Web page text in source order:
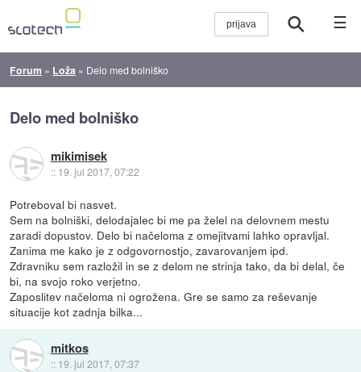
☰
Forum » Loža » Delo med bolniško
Delo med bolniško
mikimisek
:: 19. jul 2017, 07:22
Potreboval bi nasvet.
Sem na bolniški, delodajalec bi me pa želel na delovnem mestu
zaradi dopustov. Delo bi načeloma z omejitvami lahko opravljal.
Zanima me kako je z odgovornostjo, zavarovanjem ipd.
Zdravniku sem razložil in se z delom ne strinja tako, da bi delal, če
bi, na svojo roko verjetno.
Zaposlitev načeloma ni ogrožena. Gre se samo za reševanje
situacije kot zadnja bilka...
mitkos
:: 19. jul 2017, 07:37